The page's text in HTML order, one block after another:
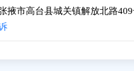
掖市高台县城关镇解放北路